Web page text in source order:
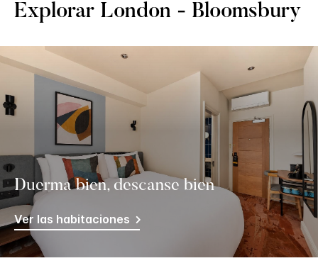
Explorar London - Bloomsbury
Duerma bien, descanse bien
Ver las habitaciones